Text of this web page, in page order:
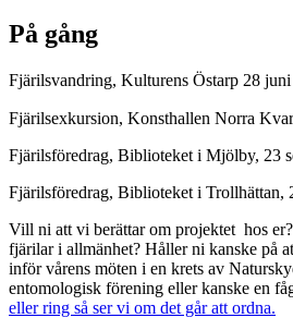
På gång
Fjärilsvandring, Kulturens Östarp 28 juni
Fjärilsexkursion, Konsthallen Norra
Fjärilsföredrag, Biblioteket i Mjölby, 23
Fjärilsföredrag, Biblioteket i Trollhättan,
Vill ni att vi berättar om projektet hos
fjärilar i allmänhet? Håller ni kanske på
inför vårens möten i en krets av
entomologisk förening eller kanske en
eller ring så ser vi om det går att ordna.